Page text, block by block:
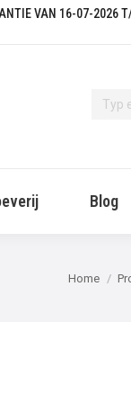
VAN 16-07-2026
Blog
Je bent
Home